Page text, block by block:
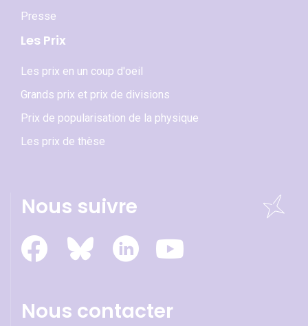
Presse
Les Prix
Les prix en un coup d'oeil
Grands prix et prix de divisions
Prix de popularisation de la physique
Les prix de thèse
Nous suivre
Nous contacter